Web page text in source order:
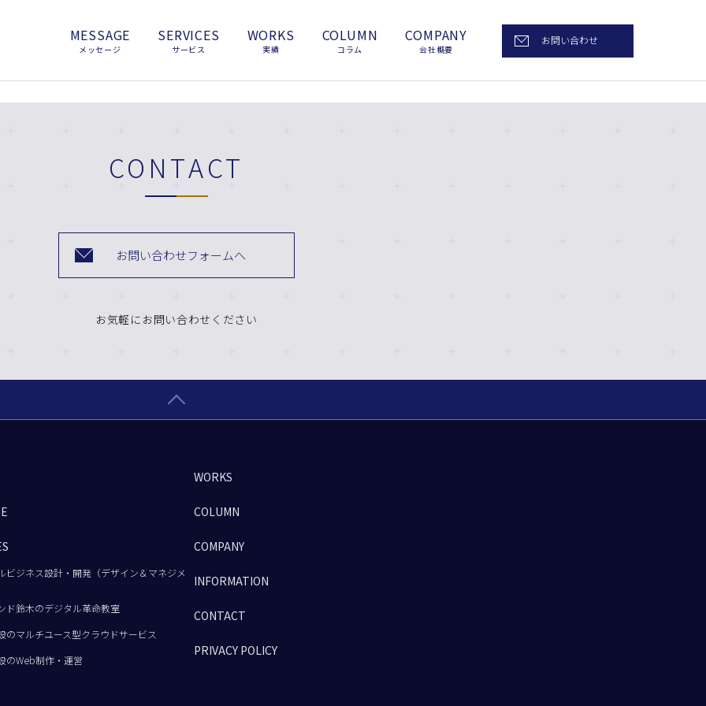
MESSAGE
メッセージ
SERVICES
サービス
WORKS
実績
COLUMN
コラム
COMPANY
会社概要
お問い合わせ
CONTACT
お問い合わせフォームへ
お気軽にお問い合わせください
ビジネス設計・開発（デザイン＆マネジメ
ド鈴木のデジタル革命教室
のマルチユース型クラウドサービス
のWeb制作・運営
WORKS
COLUMN
COMPANY
INFORMATION
CONTACT
PRIVACY POLICY